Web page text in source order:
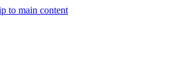
to main content